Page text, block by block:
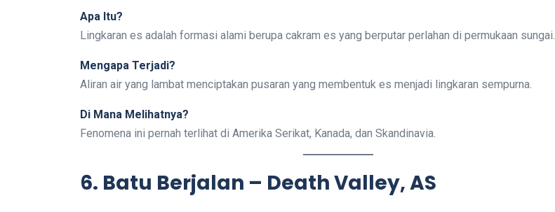
Apa Itu?
Lingkaran es adalah formasi alami berupa cakram es yang berputar perlahan di permukaan sungai.
Mengapa Terjadi?
Aliran air yang lambat menciptakan pusaran yang membentuk es menjadi lingkaran sempurna.
Di Mana Melihatnya?
Fenomena ini pernah terlihat di Amerika Serikat, Kanada, dan Skandinavia.
6. Batu Berjalan – Death Valley, AS